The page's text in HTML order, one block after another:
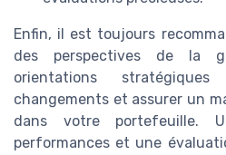
Enfin, il est toujours
des perspectives de la
orientations
changements et assurer un
dans votre portefeuille.
performances et une